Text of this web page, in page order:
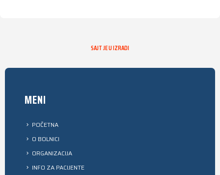
SAJT JE U IZRADI
MENI
POČETNA
O BOLNICI
ORGANIZACIJA
INFO ZA PACIJENTE